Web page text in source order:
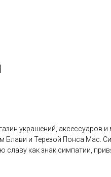
украшений, аксессуаров
Блави и Терезой Понса Мас.
славу как знак симпатии,